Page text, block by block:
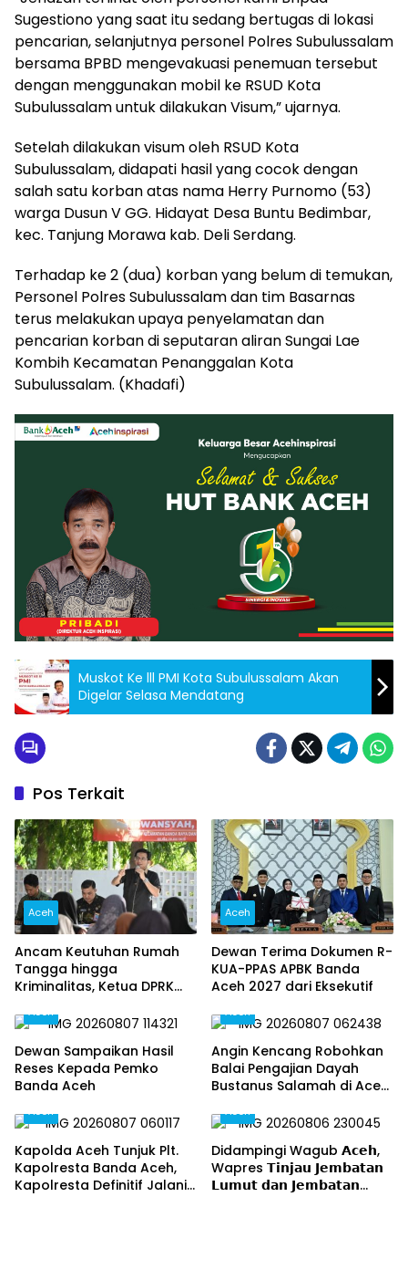
Sugestiono yang saat itu sedang bertugas di lokasi
pencarian, selanjutnya personel Polres Subulussalam
bersama BPBD mengevakuasi penemuan tersebut
dengan menggunakan mobil ke RSUD Kota
Subulussalam untuk dilakukan Visum,” ujarnya.
Setelah dilakukan visum oleh RSUD Kota
Subulussalam, didapati hasil yang cocok dengan
salah satu korban atas nama Herry Purnomo (53)
warga Dusun V GG. Hidayat Desa Buntu Bedimbar,
kec. Tanjung Morawa kab. Deli Serdang.
Terhadap ke 2 (dua) korban yang belum di temukan,
Personel Polres Subulussalam dan tim Basarnas
terus melakukan upaya penyelamatan dan
pencarian korban di seputaran aliran Sungai Lae
Kombih Kecamatan Penanggalan Kota
Subulussalam. (Khadafi)
Muskot Ke lll PMI Kota Subulussalam Akan
Digelar Selasa Mendatang
Pos Terkait
Aceh
Ancam Keutuhan Rumah
Tangga hingga
Kriminalitas, Ketua DPRK
Pemberantasan Narkoba,
Gampong
Aceh
Dewan Terima Dokumen R-
KUA-PPAS APBK Banda
Aceh 2027 dari Eksekutif
Aceh
Dewan Sampaikan Hasil
Reses Kepada Pemko
Banda Aceh
Aceh
Angin Kencang Robohkan
Balai Pengajian Dayah
Bustanus Salamah di Aceh
Aceh
Kapolda Aceh Tunjuk Plt.
Kapolresta Banda Aceh,
Kapolresta Definitif Jalani
Aceh
Didampingi Wagub 𝗔𝗰𝗲𝗵,
Wapres 𝗧𝗶𝗻𝗷𝗮𝘂 𝗝𝗲𝗺𝗯𝗮𝘁𝗮𝗻
𝗟𝘂𝗺𝘂𝘁 𝗱𝗮𝗻 𝗝𝗲𝗺𝗯𝗮𝘁𝗮𝗻